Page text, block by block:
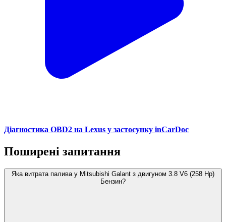
Діагностика OBD2 на Lexus у застосунку inCarDoc
Поширені запитання
Яка витрата палива у Mitsubishi Galant з двигуном 3.8 V6 (258 Hp)
Бензин?